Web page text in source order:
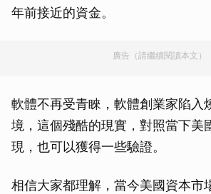
年前接近的資金。
廣告（請繼續閱讀本文）
軟體不再受青睞，軟體創業家陷入
境，這個殘酷的現實，對照當下美
現，也可以獲得一些驗證。
相信大家都理解，當今美國資本市